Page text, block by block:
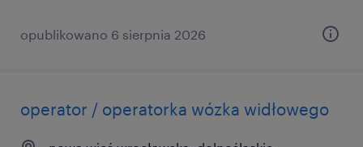
opublikowano 6 sierpnia 2026
operator / operatorka wózka widłowego